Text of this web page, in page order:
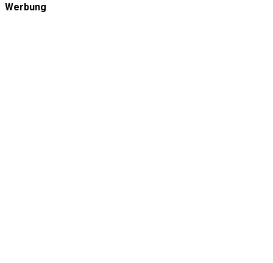
Werbung